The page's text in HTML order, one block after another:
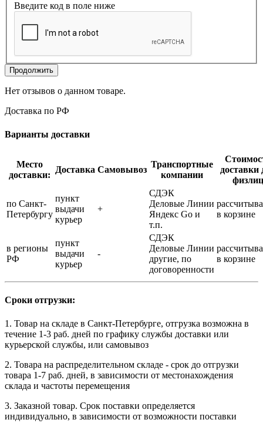
Введите код в поле ниже
Продолжить
Нет отзывов о данном товаре.
Доставка по РФ
Варианты доставки
Место
доставки:
Доставка Самовывоз
Транспортные
компании
доставки
физлиц
по Санкт-
Петербургу
пункт
выдачи
курьер
+
СДЭК
Деловые Линии
Яндекс Go и
т.п.
в корзине
в регионы
РФ
пункт
выдачи
курьер
-
СДЭК
Деловые Линии
другие, по
договоренности
в корзине
Сроки отгрузки:
1. Товар на складе в Санкт-Петербурге, отгрузка возможна в
течение 1-3 раб. дней по графику службы доставки или
курьерской службы, или самовывоз
2. Товара на распределительном складе - срок до отгрузки
товара 1-7 раб. дней, в зависимости от местонахождения
склада и частоты перемещения
3. Заказной товар. Срок поставки определяется
индивидуально, в зависимости от возможности поставки